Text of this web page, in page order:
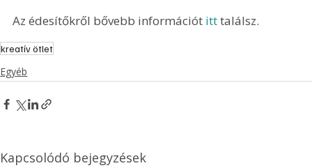
Az édesítőkről bővebb információt itt találsz.
kreatív ötlet
Egyéb
Kapcsolódó bejegyzések